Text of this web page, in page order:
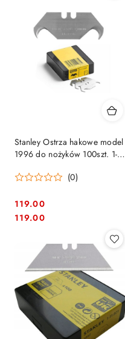
Stanley Ostrza hakowe model
1996 do nożyków 100szt. 1-11-
(0)
Cena:
119.00
Cena:
119.00